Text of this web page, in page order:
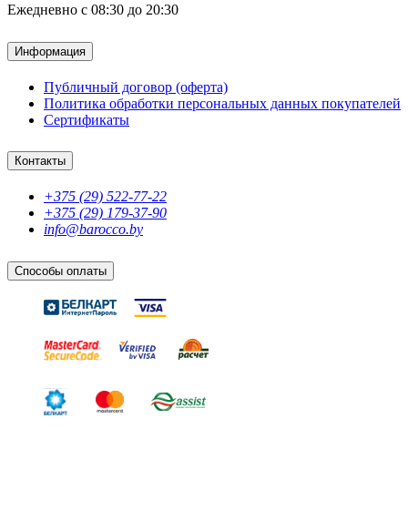
Ежедневно с 08:30 до 20:30
Информация
Публичный договор (оферта)
Политика обработки персональных данных покупателей
Сертификаты
Контакты
+375 (29) 522-77-22
+375 (29) 179-37-90
info@barocco.by
Способы оплаты